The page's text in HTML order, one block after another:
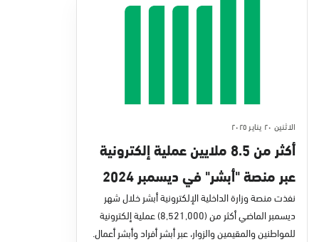
الاثنين ٢٠ يناير ٢٠٢٥
أكثر من 8.5 ملايين عملية إلكترونية
عبر منصة "أبشر" في ديسمبر 2024
نفذت منصة وزارة الداخلية الإلكترونية أبشر خلال شهر
ديسمبر الماضي أكثر من (8,521,000) عملية إلكترونية
للمواطنين والمقيمين والزوار، عبر أبشر أفراد وأبشر أعمال.